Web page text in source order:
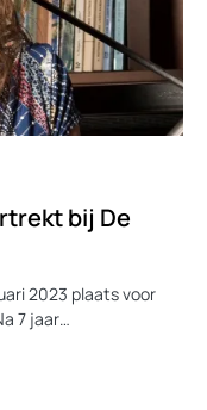
bij De
2023 plaats voor
7 jaar…